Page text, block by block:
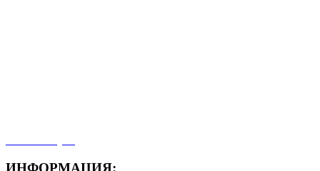
ИНФОРМАЦИЯ: